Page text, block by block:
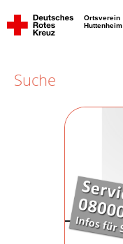
Ortsverein
Huttenheim
Suche